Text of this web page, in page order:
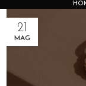
21
MAG